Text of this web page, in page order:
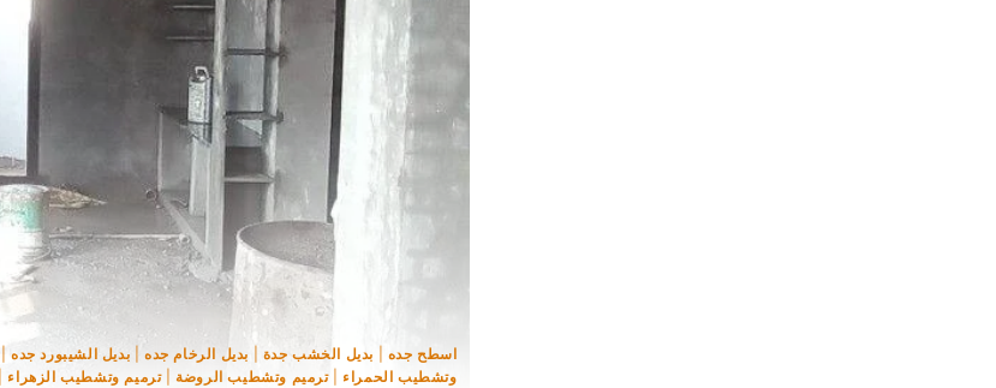
اسطح جده بديل الخشب جدة بديل الرخام جده بديل الشيبورد جده|
وتشطيب الحمراء |ترميم وتشطيب الروضة |ترميم وتشطيب الزهراء